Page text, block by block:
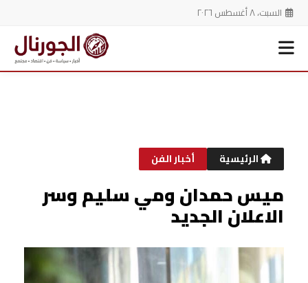
السبت، ٨ أغسطس ٢٠٢٦
الرئيسية أخبار الفن
ميس حمدان ومي سليم وسر
الاعلان الجديد